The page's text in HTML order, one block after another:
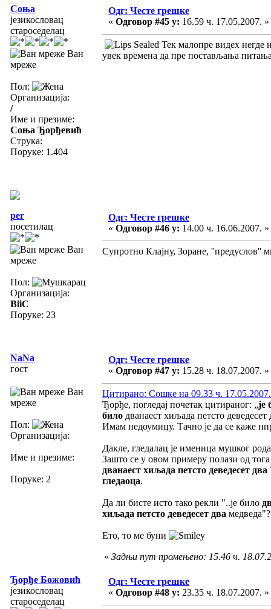
Соња
језикословац
староседелац
Ван
мреже
Пол:
Организација:
/
Име и презиме:
Соња Ђорђевић
Струка:
Поруке: 1.404
Одг: Честе грешке
« Одговор #45 у: 16.59 ч. 17.05.2007. »
Тек малопре видех
увек времена да пре постављања
per
посетилац
Ван
мреже
Пол:
Организација:
BiiC
Поруке: 23
Одг: Честе грешке
« Одговор #46 у: 14.00 ч. 16.06.2007. »
Супротно Клајну, Зоране, ''предуслов''
NaNa
гост
Ван
мреже
Пол:
Организација:
Име и презиме:
Поруке: 2
Одг: Честе грешке
« Одговор #47 у: 15.28 ч. 18.07.2007. »
Цитирано: Сошке на 09.33 ч. 17.05.2007.
Ђорђе, погледај почетак цитираног: „је
било дванаест хиљада петсто деведесет
Имам недоумицу. Тачно је да се каже
Дакле, гледалац је именица мушког
Зашто се у овом примеру полази од
дванаест хиљада петсто деведесет два
гледаоца.
Да ли бисте исто тако рекли "..је било
хиљада петсто деведесет два медведа"?
Ето, то ме буни
« Задњи пут промењено: 15.46 ч.
Ђорђе Божовић
језикословац
староседелац
Одг: Честе грешке
« Одговор #48 у: 23.35 ч. 18.07.2007. »